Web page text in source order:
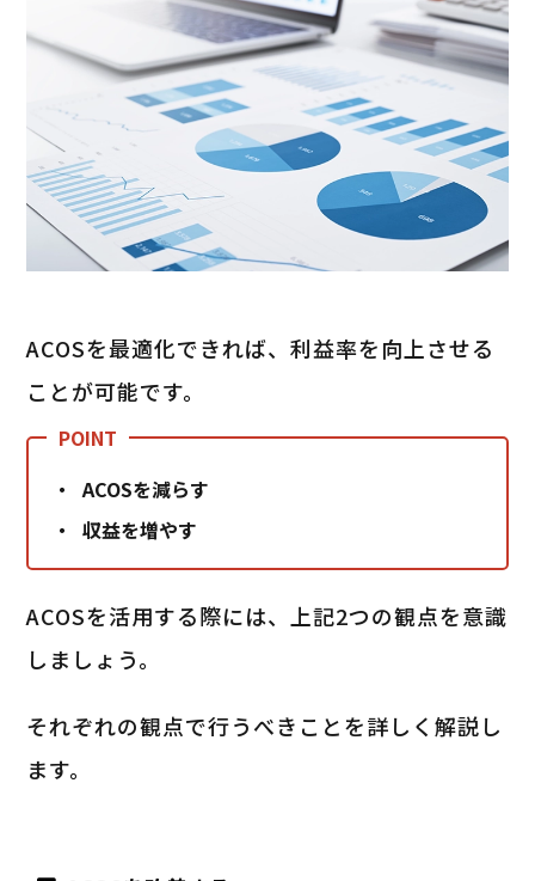
ACOSを最適化できれば、利益率を向上させる
ことが可能です。
ACOSを減らす
収益を増やす
ACOSを活用する際には、上記2つの観点を意識
しましょう。
それぞれの観点で行うべきことを詳しく解説し
ます。